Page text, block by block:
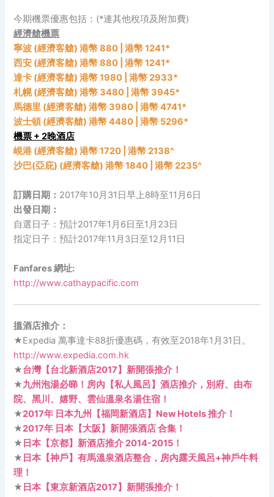
今期機票優惠包括：(*連其他稅項及附加費)
經濟艙機票
寧波 (經濟客艙) 港幣 880 | 港幣 1241*
西安 (經濟客艙) 港幣 880 | 港幣 1241*
達卡 (經濟客艙) 港幣 1980 | 港幣 2933*
札幌 (經濟客艙) 港幣 3480 | 港幣 3945*
馬德里 (經濟客艙) 港幣 3980 | 港幣 4741*
波士頓 (經濟客艙) 港幣 4480 | 港幣 5296*
機票 + 2晚酒店
峴港 (經濟客艙) 港幣 1720 | 港幣 2138^
沙巴(亞庇) (經濟客艙) 港幣 1840 | 港幣 2235^
訂購日期： 2017年10月31日早上8時至11月6日
出發日期：
自選日子：預計2017年1月6日至1月23日
指定日子：預計2017年11月3日至12月11日
Fanfares 網址:
http://www.cathaypacific.com
搵酒店推介：
★Expedia 萬事達卡88折優惠碼，有效至2018年1月31日。
http://www.expedia.com.hk
★台灣【台北新酒店2017】新開張推介！
★九州泡湯必睇！房內【私人風呂】酒店推介，別府、由布
院、黑川、嬉野、雲仙溫泉名湯住宿！
★2017年 日本九州【福岡新酒店】New Hotels 推介！
★2017年 日本【大阪】新開張酒店 合集！
★ 日本【京都】新酒店推介 2014-2015！
★ 日本【神戶】有馬溫泉酒店整合，房內露天風呂+神戶牛料
理！
★ 日本【東京新酒店2017】新開張推介！